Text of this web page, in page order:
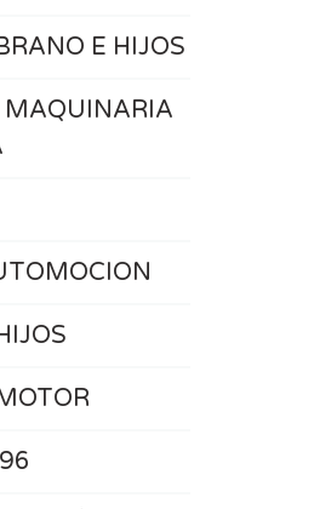
E HIJOS
MAQUINARIA